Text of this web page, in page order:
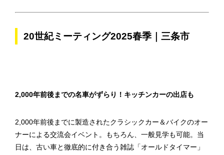
20世紀ミーティング2025春季｜三条市
2,000年前後までの名車がずらり！キッチンカーの出店も
2,000年前後までに製造されたクラシックカー＆バイクのオー
ナーによる交流会イベント。もちろん、一般見学も可能。当
日は、古い車と徹底的に付き合う雑誌「オールドタイマー」